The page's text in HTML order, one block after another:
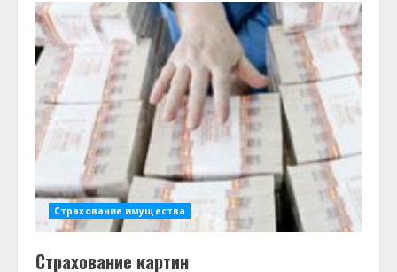
Страхование имущества
Страхование картин